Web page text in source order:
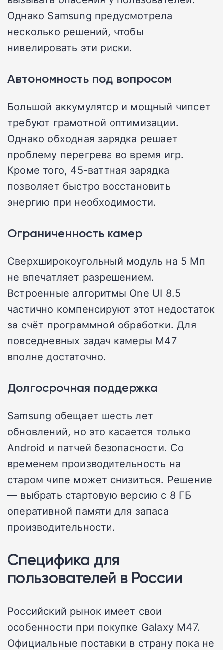
Однако Samsung предусмотрела
несколько решений, чтобы
нивелировать эти риски.
Автономность под вопросом
Большой аккумулятор и мощный чипсет
требуют грамотной оптимизации.
Однако обходная зарядка решает
проблему перегрева во время игр.
Кроме того, 45-ваттная зарядка
позволяет быстро восстановить
энергию при необходимости.
Ограниченность камер
Сверхширокоугольный модуль на 5 Мп
не впечатляет разрешением.
Встроенные алгоритмы One UI 8.5
частично компенсируют этот недостаток
за счёт программной обработки. Для
повседневных задач камеры M47
вполне достаточно.
Долгосрочная поддержка
Samsung обещает шесть лет
обновлений, но это касается только
Android и патчей безопасности. Со
временем производительность на
старом чипе может снизиться. Решение
— выбрать стартовую версию с 8 ГБ
оперативной памяти для запаса
производительности.
Специфика для
пользователей в России
Российский рынок имеет свои
особенности при покупке Galaxy M47.
Официальные поставки в страну пока не